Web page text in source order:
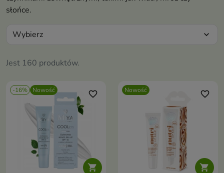
słońce.
Jest 160 produktów.
Wybierz expand_more
-16% Nowość

favorite_border Nowość

favorite_border